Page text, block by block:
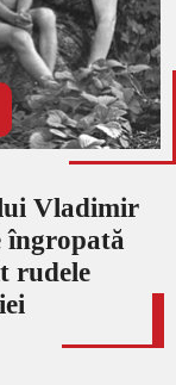
Vladimir
îngropată
rudele